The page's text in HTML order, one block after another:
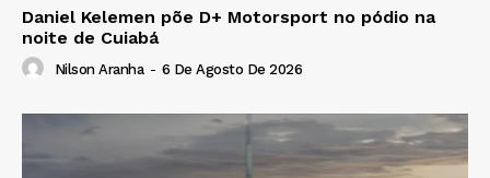
Daniel Kelemen põe D+ Motorsport no pódio na
noite de Cuiabá
Nilson Aranha - 6 De Agosto De 2026